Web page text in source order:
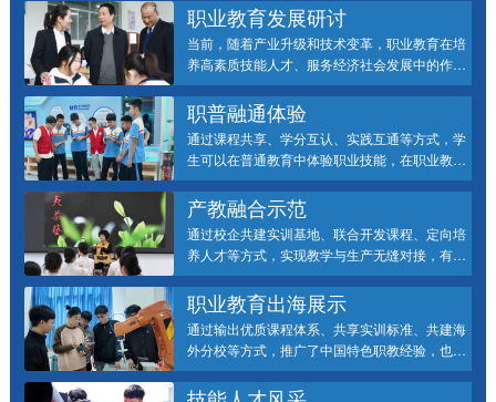
职业教育发展研讨
当前，随着产业升级和技术变革，职业教育在培
养高素质技能人才、服务经济社会发展中的作用
日益凸显。通过深化产教融合、优化专业设置、
加强师资建设等举措，职业教育正朝着更高质
量、更有效率的方向发展。
职普融通体验
通过课程共享、学分互认、实践互通等方式，学
生可以在普通教育中体验职业技能，在职业教育
中夯实文化基础，从而拓宽成长路径，促进教育
资源的优化配置，为构建灵活、开放、多元的现
代教育体系提供了实践支撑，助力培养兼具理论
素养与实践能力的复合型人才。
产教融合示范
通过校企共建实训基地、联合开发课程、定向培
养人才等方式，实现教学与生产无缝对接，有效
提升学生的职业技能和就业竞争力，不仅为行业
输送了高素质技术技能人才，也为企业创新提供
了智力支持，
职业教育出海展示
通过输出优质课程体系、共享实训标准、共建海
外分校等方式，推广了中国特色职教经验，也促
进了跨国产业合作，为全球职业教育发展贡献中
国方案，同时推动技术标准与人文交流的深度融